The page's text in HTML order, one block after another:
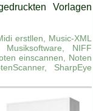
Vorlagen
erstllen, Music-XML
NIFF
einscannen, Noten
SharpEye